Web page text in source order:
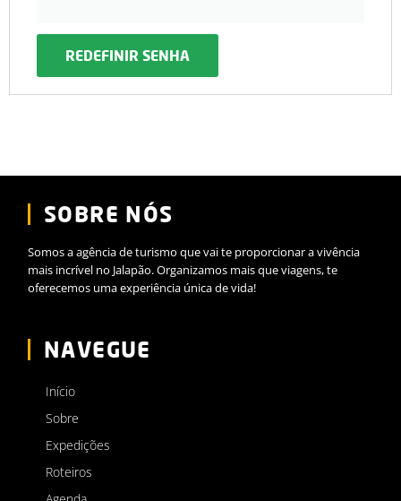
REDEFINIR SENHA
SOBRE NÓS
Somos a agência de turismo que vai te proporcionar a vivência
mais incrível no Jalapão. Organizamos mais que viagens, te
oferecemos uma experiência única de vida!
NAVEGUE
Início
Sobre
Expedições
Roteiros